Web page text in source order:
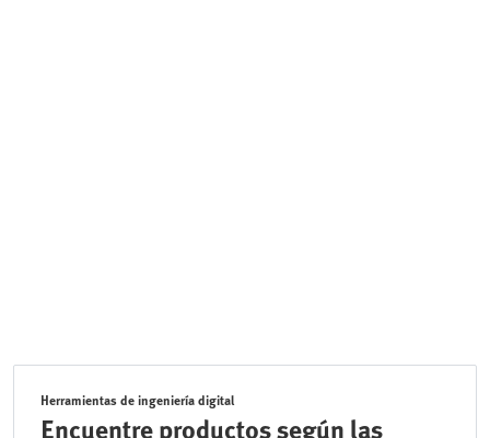
Herramientas de ingeniería digital
Encuentre productos según las